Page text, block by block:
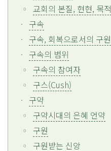
교회의 본질, 현현, 목적
구속
구속, 회복으로서의 구원
구속의 범위
구속의 참여자
구스(Cush)
구약
구약시대의 은혜 언약
구원
구원받는 신앙